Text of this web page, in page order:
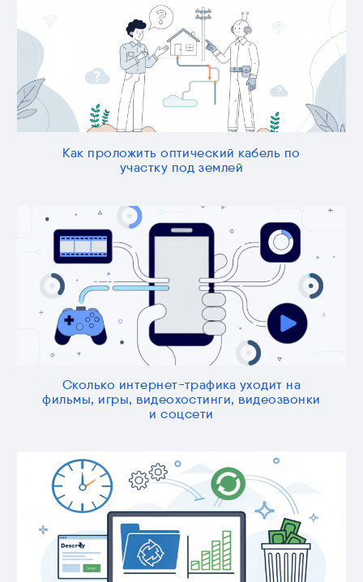
Как проложить оптический кабель по
участку под землей
Сколько интернет-трафика уходит на
фильмы, игры, видеохостинги, видеозвонки
и соцсети